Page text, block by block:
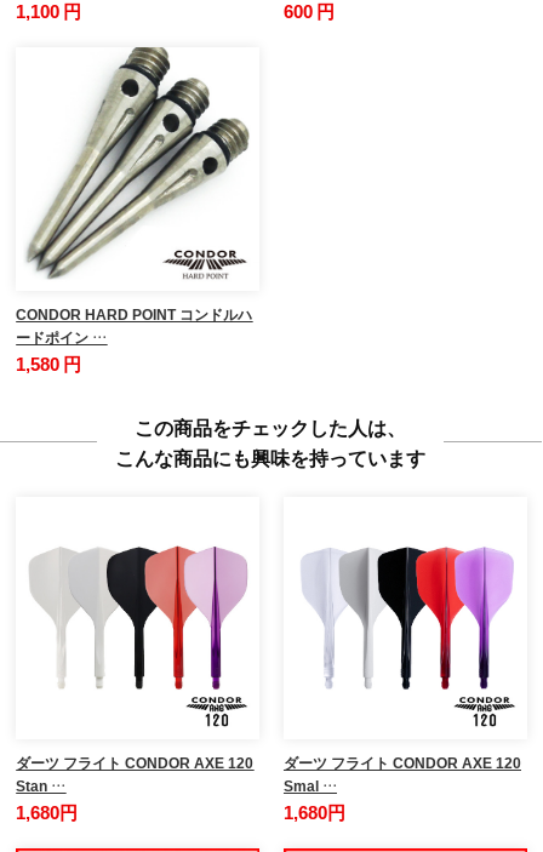
1,100 円 600 円
CONDOR HARD POINT コンドルハ
ードポイン …
1,580 円
この商品をチェックした人は、
こんな商品にも興味を持っています
ダーツ フライト CONDOR AXE 120
Stan …
1,680円
ダーツ フライト CONDOR AXE 120
Smal …
1,680円